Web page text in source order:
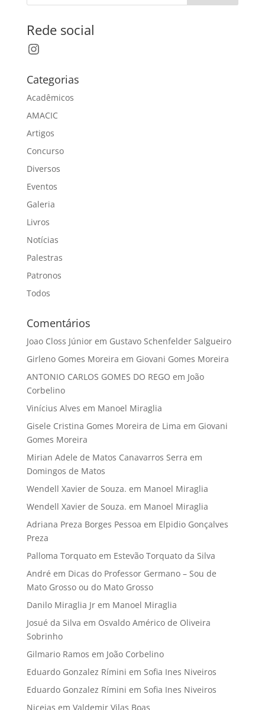
Rede social
Instagram
Categorias
Acadêmicos
AMACIC
Artigos
Concurso
Diversos
Eventos
Galeria
Livros
Notícias
Palestras
Patronos
Todos
Comentários
Joao Closs Júniorem Gustavo Schenfelder Salgueiro
Girleno Gomes Moreira em Giovani Gomes Moreira
ANTONIO CARLOS GOMES DO REGO em João
Corbelino
Vinícius Alves em Manoel Miraglia
Gisele Cristina Gomes Moreira de Lima em Giovani
Gomes Moreira
Mirian Adele de Matos Canavarros Serra em
Domingos de Matos
Wendell Xavier de Souza. em Manoel Miraglia
Wendell Xavier de Souza. em Manoel Miraglia
Adriana Preza Borges Pessoa em Elpidio Gonçalves
Preza
Palloma Torquatoem Estevão Torquato da Silva
André em Dicas do Professor Germano – Sou de
Mato Grosso ou do Mato Grosso
Danilo Miraglia Jrem Manoel Miraglia
Josué da Silva em Osvaldo Américo de Oliveira
Sobrinho
Gilmario Ramos em João Corbelino
Eduardo Gonzalez Rímini em Sofia Ines Niveiros
Eduardo Gonzalez Rímini em Sofia Ines Niveiros
Niceias em Valdemir Vilas Boas